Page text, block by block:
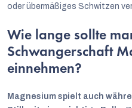
oder übermäßiges Schwitzen
Wie lange sollte
Schwangerschaft
einnehmen?
Magnesium spielt auch